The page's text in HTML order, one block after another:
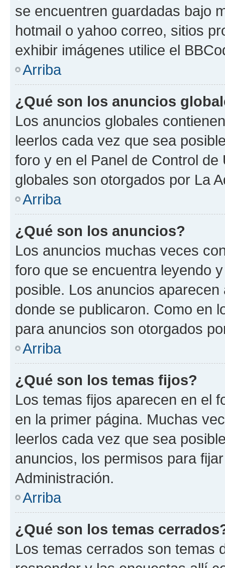
se encuentren guardadas bajo
hotmail o yahoo correo, sitios
exhibir imágenes utilice el
Arriba
¿Qué son los anuncios
Los anuncios globales
leerlos cada vez que sea
foro y en el Panel de Control
globales son otorgados por La
Arriba
¿Qué son los anuncios?
Los anuncios muchas veces
foro que se encuentra leyendo
posible. Los anuncios
donde se publicaron. Como en
para anuncios son otorgados
Arriba
¿Qué son los temas fijos?
Los temas fijos aparecen en el
en la primer página. Muchas
leerlos cada vez que sea
anuncios, los permisos para
Administración.
Arriba
¿Qué son los temas
Los temas cerrados son temas